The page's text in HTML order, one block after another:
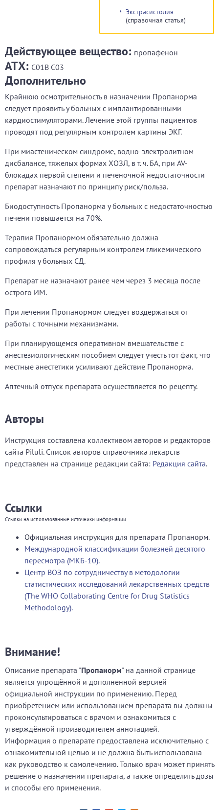
Экстрасистолия
(справочная статья)
Действующее вещество: пропафенон
АТХ: C01B C03
Дополнительно
Крайнюю осмотрительность в назначении Пропанорма
следует проявить у больных с имплантированными
кардиостимуляторами. Лечение этой группы пациентов
проводят под регулярным контролем картины ЭКГ.
При миастеническом синдроме, водно-электролитном
дисбалансе, тяжелых формах ХОЗЛ, в т. ч. БА, при AV-
блокадах первой степени и печеночной недостаточности
препарат назначают по принципу риск/польза.
Биодоступность Пропанорма у больных с недостаточностью
печени повышается на 70%.
Терапия Пропанормом обязательно должна
сопровождаться регулярным контролем гликемического
профиля у больных СД.
Препарат не назначают ранее чем через 3 месяца после
острого ИМ.
При лечении Пропанормом следует воздержаться от
работы с точными механизмами.
При планирующемся оперативном вмешательстве с
анестезиологическим пособием следует учесть тот факт, что
местные анестетики усиливают действие Пропанорма.
Аптечный отпуск препарата осуществляется по рецепту.
Авторы
Инструкция составлена коллективом авторов и редакторов
сайта Piluli. Список авторов справочника лекарств
представлен на странице редакции сайта: Редакция сайта.
Ссылки
Ссылки на использованные источники информации.
Официальная инструкция для препарата Пропанорм.
Международной классификации болезней десятого
пересмотра (МКБ-10).
Центр ВОЗ по сотрудничеству в методологии
статистических исследований лекарственных средств
(The WHO Collaborating Centre for Drug Statistics
Methodology).
Внимание!
Описание препарата "Пропанорм" на данной странице
является упрощённой и дополненной версией
официальной инструкции по применению. Перед
приобретением или использованием препарата вы должны
проконсультироваться с врачом и ознакомиться с
утверждённой производителем аннотацией.
Информация о препарате предоставлена исключительно с
ознакомительной целью и не должна быть использована
как руководство к самолечению. Только врач может принять
решение о назначении препарата, а также определить дозы
и способы его применения.